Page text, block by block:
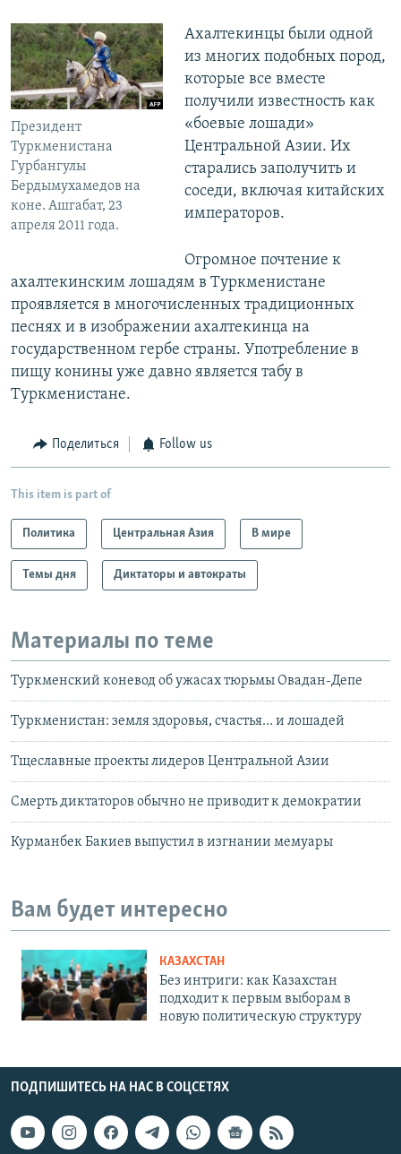
Президент
Туркменистана
Гурбангулы
Бердымухамедов на
коне. Ашгабат, 23
апреля 2011 года.
Ахалтекинцы были одной
из многих подобных пород,
которые все вместе
получили известность как
«боевые лошади»
Центральной Азии. Их
старались заполучить и
соседи, включая китайских
императоров.
Огромное почтение к
ахалтекинским лошадям в Туркменистане
проявляется в многочисленных традиционных
песнях и в изображении ахалтекинца на
государственном гербе страны. Употребление в
пищу конины уже давно является табу в
Туркменистане.
Поделиться Follow us
This item is part of
Политика Центральная Азия В мире
Темы дня Диктаторы и автократы
Материалы по теме
Туркменский коневод об ужасах тюрьмы Овадан-Депе
Туркменистан: земля здоровья, счастья… и лошадей
Тщеславные проекты лидеров Центральной Азии
Смерть диктаторов обычно не приводит к демократии
Курманбек Бакиев выпустил в изгнании мемуары
Вам будет интересно
КАЗАХСТАН
Без интриги: как Казахстан
подходит к первым выборам в
новую политическую структуру
ПОДПИШИТЕСЬ НА НАС В СОЦСЕТЯХ